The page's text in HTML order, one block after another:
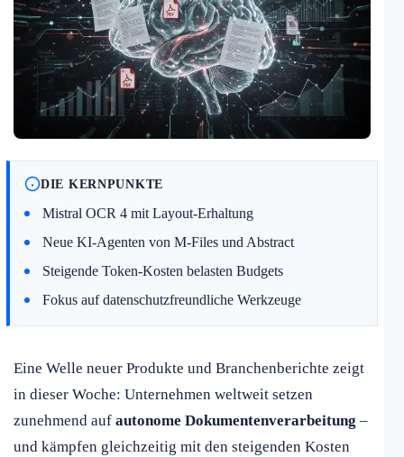
DIE KERNPUNKTE
Mistral OCR 4 mit Layout-Erhaltung
Neue KI-Agenten von M-Files und Abstract
Steigende Token-Kosten belasten Budgets
Fokus auf datenschutzfreundliche Werkzeuge
Eine Welle neuer Produkte und Branchenberichte zeigt
in dieser Woche: Unternehmen weltweit setzen
zunehmend auf autonome Dokumentenverarbeitung –
und kämpfen gleichzeitig mit den steigenden Kosten